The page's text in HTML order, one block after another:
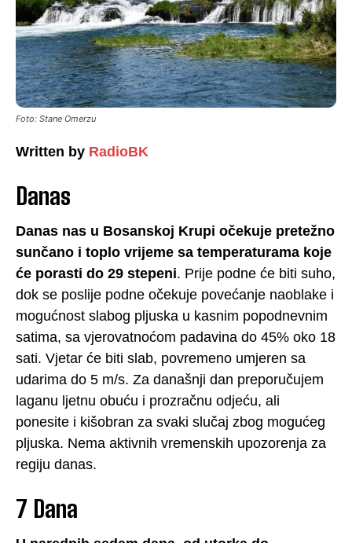
Foto: Stane Omerzu
Written by RadioBK
Danas
Danas nas u Bosanskoj Krupi očekuje pretežno
sunčano i toplo vrijeme sa temperaturama koje
će porasti do 29 stepeni. Prije podne će biti suho,
dok se poslije podne očekuje povećanje naoblake i
mogućnost slabog pljuska u kasnim popodnevnim
satima, sa vjerovatnoćom padavina do 45% oko 18
sati. Vjetar će biti slab, povremeno umjeren sa
udarima do 5 m/s. Za današnji dan preporučujem
laganu ljetnu obuću i prozračnu odjeću, ali
ponesite i kišobran za svaki slučaj zbog mogućeg
pljuska. Nema aktivnih vremenskih upozorenja za
regiju danas.
7 Dana